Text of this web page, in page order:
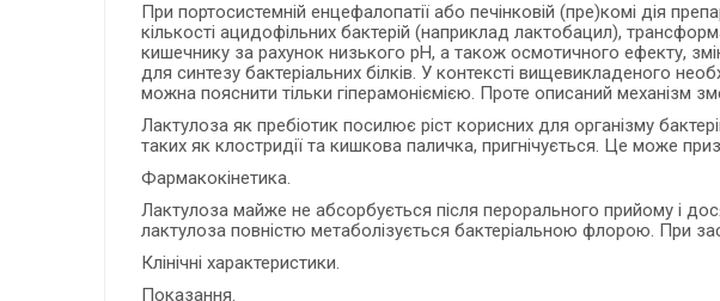
При портосистемній енцефалопатії або печінковій (пре)комі дія
кількості ацидофільних бактерій (наприклад лактобацил),
кишечнику за рахунок низького рН, а також осмотичного ефекту,
для синтезу бактеріальних білків. У контексті вищевикладеного
можна пояснити тільки гіперамоніємією. Проте описаний механізм
Лактулоза як пребіотик посилює ріст корисних для організму
таких як клостридії та кишкова паличка, пригнічується. Це може
Фармакокінетика.
Лактулоза майже не абсорбується після перорального прийому і
лактулоза повністю метаболізується бактеріальною флорою. При
Клінічні характеристики.
Показання.